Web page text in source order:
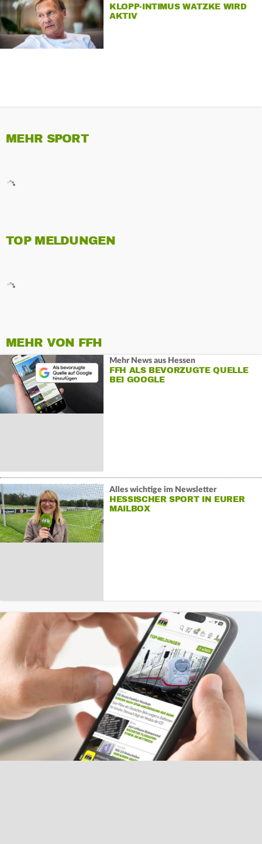
KLOPP-INTIMUS WATZKE WIRD
AKTIV
MEHR SPORT
TOP MELDUNGEN
MEHR VON FFH
Mehr News aus Hessen
FFH ALS BEVORZUGTE QUELLE
BEI GOOGLE
Alles wichtige im Newsletter
HESSISCHER SPORT IN EURER
MAILBOX